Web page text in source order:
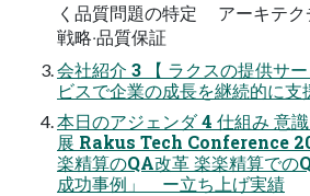
く品質問題の特定 アーキテク
戦略‧品質保証
会社紹介 3 【 ラクスの提供サ
ビスで企業の成長を継続的に支
本⽇のアジェンダ 4 仕組み 意
展 Rakus Tech Conference
楽精算のQA改革 楽楽精算での
成功事例」 ー立ち上げ実績